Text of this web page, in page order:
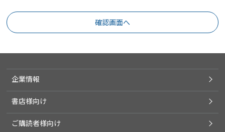
企業情報
書店様向け
ご購読者様向け